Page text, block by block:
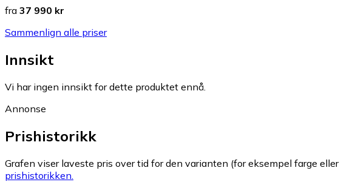
fra 37 990 kr
Sammenlign alle priser
Innsikt
Vi har ingen innsikt for dette produktet ennå.
Annonse
Prishistorikk
Grafen viser laveste pris over tid for den varianten (for eksempel farge
prishistorikken.